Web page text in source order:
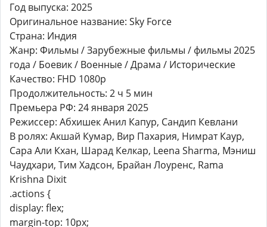
Год выпуска: 2025
Оригинальное название: Sky Force
Страна: Индия
Жанр: Фильмы / Зарубежные фильмы / фильмы 2025
года / Боевик / Военные / Драма / Исторические
Качество: FHD 1080p
Продолжительность: 2 ч 5 мин
Премьера РФ: 24 января 2025
Режиссер: Абхишек Анил Капур, Сандип Кевлани
В ролях: Акшай Кумар, Вир Пахария, Нимрат Каур,
Сара Али Кхан, Шарад Келкар, Leena Sharma, Мэниш
Чаудхари, Тим Хадсон, Брайан Лоуренс, Rama
Krishna Dixit
.actions {
display: flex;
margin-top: 10px;